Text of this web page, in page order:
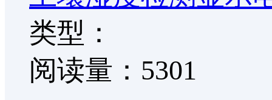
类型：
阅读量：5301